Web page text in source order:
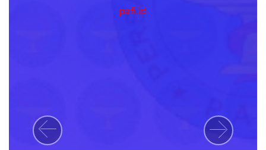
pafi.id